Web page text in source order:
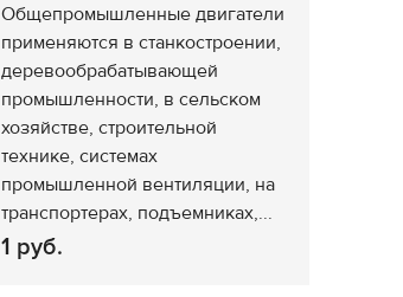
Общепромышленные двигатели
применяются в станкостроении,
деревообрабатывающей
промышленности, в сельском
хозяйстве, строительной
технике, системах
промышленной вентиляции, на
транспортерах, подъемниках,...
1 руб.